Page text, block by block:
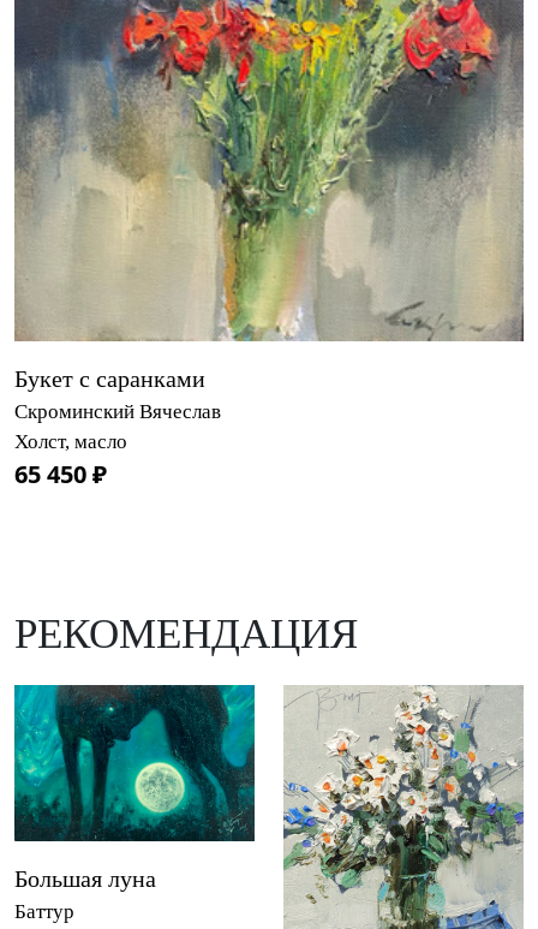
Букет с саранками
Скроминский Вячеслав
Холст, масло
65 450 ₽
РЕКОМЕНДАЦИЯ
Большая луна
Баттур